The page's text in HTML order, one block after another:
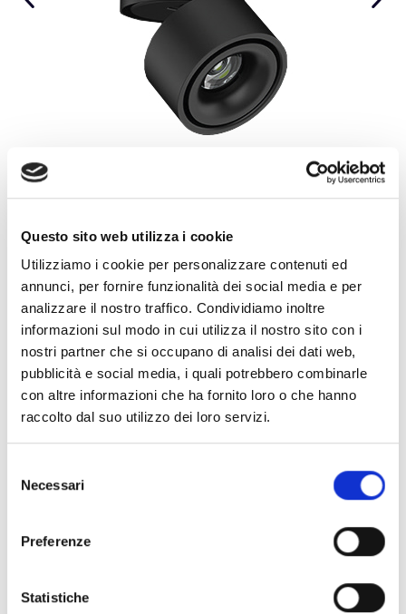
Questo sito web utilizza i cookie
Utilizziamo i cookie per personalizzare contenuti ed
annunci, per fornire funzionalità dei social media e per
analizzare il nostro traffico. Condividiamo inoltre
informazioni sul modo in cui utilizza il nostro sito con i
nostri partner che si occupano di analisi dei dati web,
pubblicità e social media, i quali potrebbero combinarle
con altre informazioni che ha fornito loro o che hanno
raccolto dal suo utilizzo dei loro servizi.
delNecessari
Preferenze
Statistiche
Illuminatori lineari
potenza
Gli apparecchi a binario realizzati da PrimOlux, dal